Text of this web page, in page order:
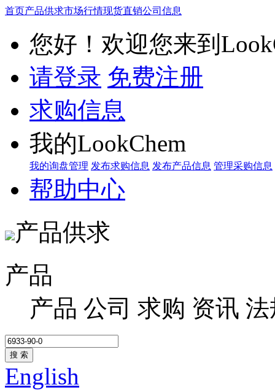
首页产品供求市场行情现货直销公司信息
您好！欢迎您来到
请登录 免费注册
求购信息
我的LookChem
我的询盘管理 发布求购信息 发布产品信息 管理采购信息
帮助中心
产品供求
产品
产品 公司 求购 资讯 法
搜 索
English